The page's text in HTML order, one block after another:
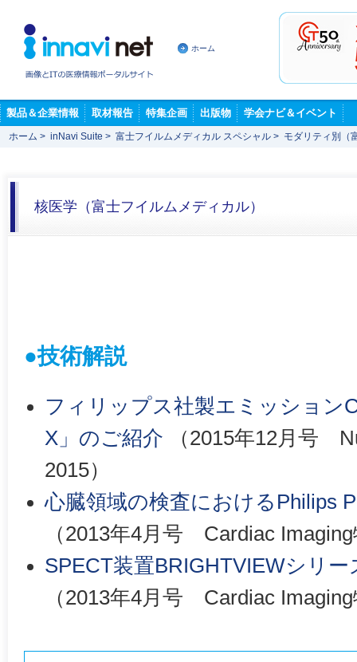
ホーム
製品＆企業情報 取材報告 特集企画 出版物 学会ナビ＆イベント
ホーム > inNavi Suite > 富士フイルムメディカル スペシャル > モダリティ別（
核医学（富士フイルムメディカル）
●技術解説
フィリップス社製エミッション
X」のご紹介 （2015年12月号
2015）
心臓領域の検査におけるPhilips
（2013年4月号 Cardiac
SPECT装置BRIGHTVIEWシリ
（2013年4月号 Cardiac